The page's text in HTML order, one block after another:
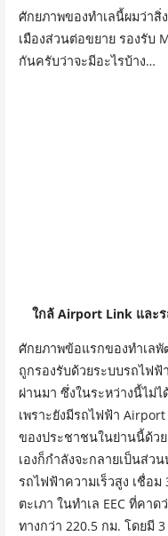
ศักยภาพของทำเลนี้ผมว่าสิ่
เมืองส่วนต่อขยาย รองรับ
กันครับว่าจะมีอะไรบ้าง…
ใกล้ Airport Link และ
ศักยภาพข้อแรกของทำเล
ถูกรองรับด้วยระบบรถไฟฟ้
ผ่านมา ซึ่งในระหว่างนี้ไม่ไ
เพราะยังมีรถไฟฟ้า
ของประชาชนในย่านนี้ด้ว
เองก็กำลังจะกลายเป็นส่ว
รถไฟฟ้าความเร็วสูง เชื่อ
ตะเภา ในทำเล EEC ที่คา
ทางกว่า 220.5 กม. โดยมี